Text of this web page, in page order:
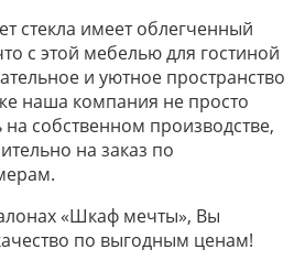
стекла имеет облегченный
с этой мебелью для гостиной
и уютное пространство
наша компания не просто
на собственном производстве,
на заказ по
«Шкаф мечты», Вы
по выгодным ценам!